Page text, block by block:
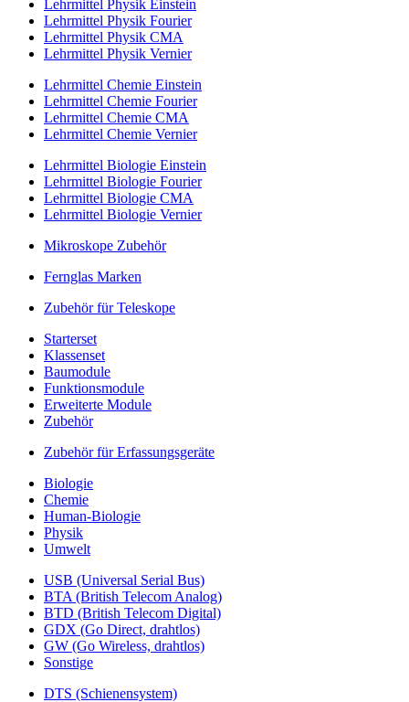
Lehrmittel Physik Einstein
Lehrmittel Physik Fourier
Lehrmittel Physik CMA
Lehrmittel Physik Vernier
Lehrmittel Chemie Einstein
Lehrmittel Chemie Fourier
Lehrmittel Chemie CMA
Lehrmittel Chemie Vernier
Lehrmittel Biologie Einstein
Lehrmittel Biologie Fourier
Lehrmittel Biologie CMA
Lehrmittel Biologie Vernier
Mikroskope Zubehör
Fernglas Marken
Zubehör für Teleskope
Starterset
Klassenset
Baumodule
Funktionsmodule
Erweiterte Module
Zubehör
Zubehör für Erfassungsgeräte
Biologie
Chemie
Human-Biologie
Physik
Umwelt
USB (Universal Serial Bus)
BTA (British Telecom Analog)
BTD (British Telecom Digital)
GDX (Go Direct, drahtlos)
GW (Go Wireless, drahtlos)
Sonstige
DTS (Schienensystem)